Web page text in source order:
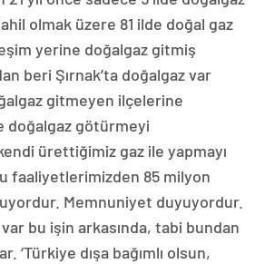
olmak üzere 81 ilde doğal gaz
yerine doğalgaz gitmiş
beri Şırnak’ta doğalgaz var
gitmeyen ilçelerine
doğalgaz götürmeyi
ürettiğimiz gaz ile yapmayı
faaliyetlerimizden 85 milyon
Memnuniyet duyuyordur.
bu işin arkasında, tabi bundan
‘Türkiye dışa bağımlı olsun,